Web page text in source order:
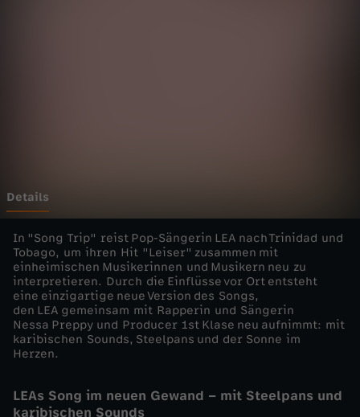
t
s
c
h
e
P
Details
In "Song Trip" reist Pop-Sängerin LEA nach Trinidad und
Tobago, um ihren Hit "Leiser" zusammen mit
einheimischen Musikerinnen und Musikern neu zu
interpretieren. Durch die Einflüsse vor Ort entsteht
eine einzigartige neue Version des Songs,
den LEA gemeinsam mit Rapperin und Sängerin
Nessa Preppy und Producer 1st Klase neu aufnimmt: mit
karibischen Sounds, Steelpans und der Sonne im
Herzen.
LEAs Song im neuen Gewand – mit Steelpans und
karibischen Sounds